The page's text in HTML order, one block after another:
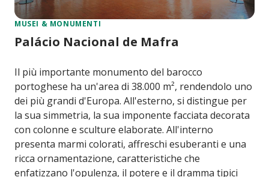
MUSEI & MONUMENTI
Palácio Nacional de Mafra
Il più importante monumento del barocco
portoghese ha un'area di 38.000 m², rendendolo uno
dei più grandi d'Europa. All'esterno, si distingue per
la sua simmetria, la sua imponente facciata decorata
con colonne e sculture elaborate. All'interno
presenta marmi colorati, affreschi esuberanti e una
ricca ornamentazione, caratteristiche che
enfatizzano l'opulenza, il potere e il dramma tipici